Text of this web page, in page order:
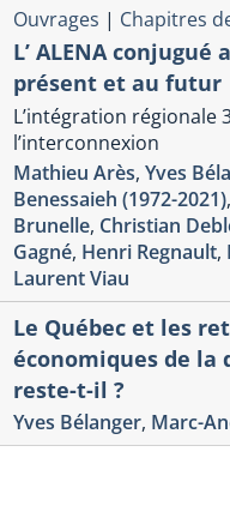
Ouvrages | Chapitres
L’ ALENA conjugué
présent et au futur
L’intégration régionale
l’interconnexion
Mathieu Arès, Yves
Benessaieh (1972-2021),
Brunelle, Christian
Gagné, Henri Regnault,
Laurent Viau
Le Québec et les
économiques de la
reste-t-il ?
Yves Bélanger, Marc-